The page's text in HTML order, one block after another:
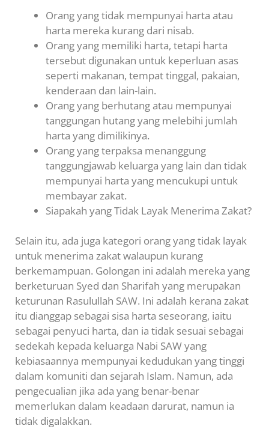
Orang yang tidak mempunyai harta atau
harta mereka kurang dari nisab.
Orang yang memiliki harta, tetapi harta
tersebut digunakan untuk keperluan asas
seperti makanan, tempat tinggal, pakaian,
kenderaan dan lain-lain.
Orang yang berhutang atau mempunyai
tanggungan hutang yang melebihi jumlah
harta yang dimilikinya.
Orang yang terpaksa menanggung
tanggungjawab keluarga yang lain dan tidak
mempunyai harta yang mencukupi untuk
membayar zakat.
Siapakah yang Tidak Layak Menerima Zakat?
Selain itu, ada juga kategori orang yang tidak layak
untuk menerima zakat walaupun kurang
berkemampuan. Golongan ini adalah mereka yang
berketuruan Syed dan Sharifah yang merupakan
keturunan Rasulullah SAW. Ini adalah kerana zakat
itu dianggap sebagai sisa harta seseorang, iaitu
sebagai penyuci harta, dan ia tidak sesuai sebagai
sedekah kepada keluarga Nabi SAW yang
kebiasaannya mempunyai kedudukan yang tinggi
dalam komuniti dan sejarah Islam. Namun, ada
pengecualian jika ada yang benar-benar
memerlukan dalam keadaan darurat, namun ia
tidak digalakkan.